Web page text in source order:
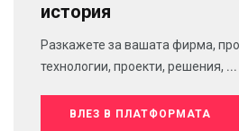
история
Разкажете за вашата фирма,
технологии, проекти, решения, ...
ВЛЕЗ В ПЛАТФОРМАТА